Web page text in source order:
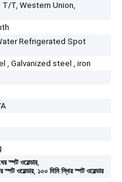
T/T, Western Union,
Refrigerated Spot
, Galvanized steel , iron
স্পট ওয়েল্ডার,
স্পট ওয়েল্ডার, ১০০ মিমি স্থির স্পট ওয়েল্ডার